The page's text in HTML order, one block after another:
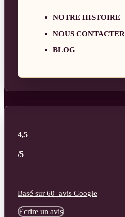
NOTRE HISTOIRE
NOUS CONTACTER
BLOG
4,5
/5
Basé sur 60 avis Google
Écrire un avis